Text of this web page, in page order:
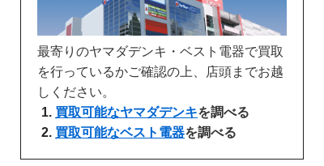
最寄りのヤマダデンキ・ベスト電器で買取
を行っているかご確認の上、店頭までお越
しください。
買取可能なヤマダデンキを調べる
買取可能なベスト電器を調べる